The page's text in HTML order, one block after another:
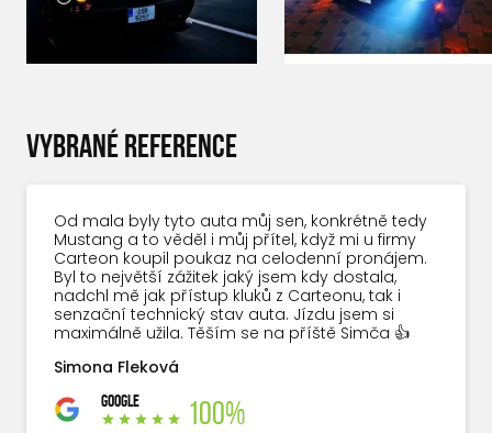
VYBRANÉ REFERENCE
Od mala byly tyto auta můj sen, konkrétně tedy
Mustang a to věděl i můj přítel, když mi u firmy
Carteon koupil poukaz na celodenní pronájem.
Byl to největší zážitek jaký jsem kdy dostala,
nadchl mě jak přístup kluků z Carteonu, tak i
senzační technický stav auta. Jízdu jsem si
maximálně užila. Těším se na příště Simča 👍
Simona Fleková
GOOGLE 100%